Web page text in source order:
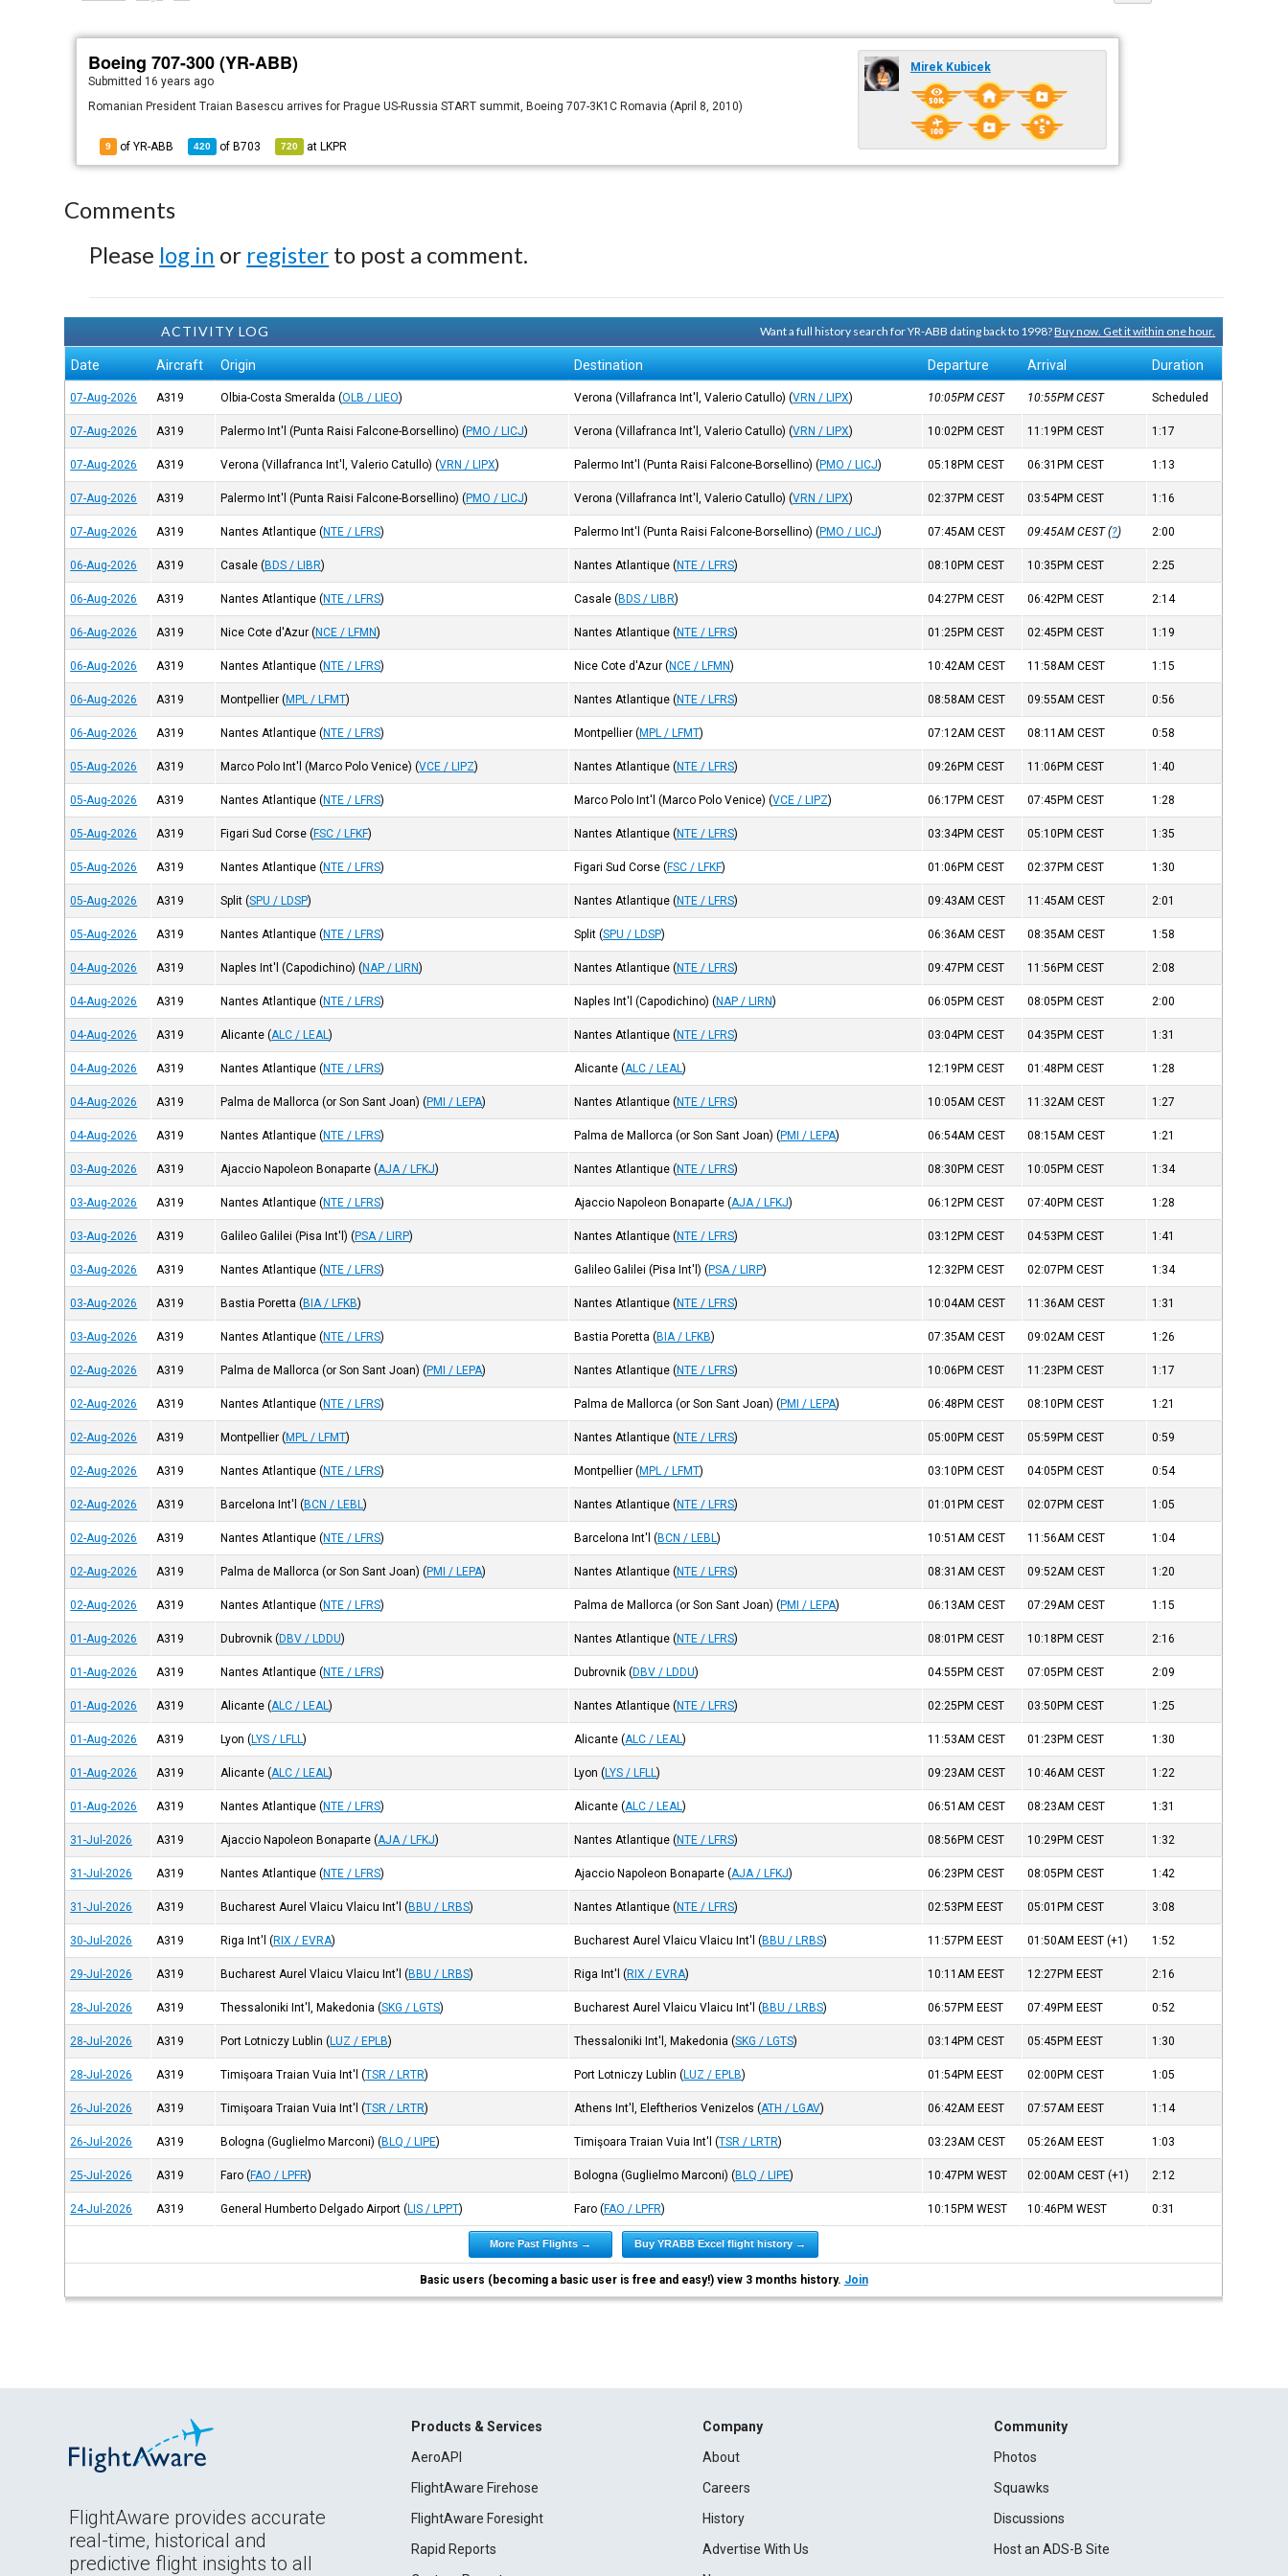
Boeing 707-300 (YR-ABB)
Submitted 16 years ago
Romanian President Traian Basescu arrives for Prague US-Russia START summit, Boeing 707-3K1C Romavia (April 8, 2010)
9 of YR-ABB 420 of B703 720 at LKPR
Mirek Kubicek
Comments
Please log in or register to post a comment.
ACTIVITY LOG Want a full history search for YR-ABB dating back to 1998?Buy now. Get it within one hour.
Date Aircraft Origin Destination Departure Arrival Duration
07-Aug-2026 A319 Olbia-Costa Smeralda (OLB / LIEO) Verona (Villafranca Int'l, Valerio Catullo) (VRN / LIPX) 10:05PMCEST 10:55PMCEST Scheduled
07-Aug-2026 A319 Palermo Int'l (Punta Raisi Falcone-Borsellino) (PMO / LICJ) Verona (Villafranca Int'l, Valerio Catullo) (VRN / LIPX) 10:02PMCEST 11:19PMCEST 1:17
07-Aug-2026 A319 Verona (Villafranca Int'l, Valerio Catullo) (VRN / LIPX) Palermo Int'l (Punta Raisi Falcone-Borsellino) (PMO / LICJ) 05:18PMCEST 06:31PMCEST 1:13
07-Aug-2026 A319 Palermo Int'l (Punta Raisi Falcone-Borsellino) (PMO / LICJ) Verona (Villafranca Int'l, Valerio Catullo) (VRN / LIPX) 02:37PMCEST 03:54PMCEST 1:16
07-Aug-2026 A319 Nantes Atlantique (NTE / LFRS) Palermo Int'l (Punta Raisi Falcone-Borsellino) (PMO / LICJ) 07:45AMCEST 09:45AMCEST(?) 2:00
06-Aug-2026 A319 Casale (BDS / LIBR) Nantes Atlantique (NTE / LFRS) 08:10PMCEST 10:35PMCEST 2:25
06-Aug-2026 A319 Nantes Atlantique (NTE / LFRS) Casale (BDS / LIBR) 04:27PMCEST 06:42PMCEST 2:14
06-Aug-2026 A319 Nice Cote d'Azur (NCE / LFMN) Nantes Atlantique (NTE / LFRS) 01:25PMCEST 02:45PMCEST 1:19
06-Aug-2026 A319 Nantes Atlantique (NTE / LFRS) Nice Cote d'Azur (NCE / LFMN) 10:42AMCEST 11:58AMCEST 1:15
06-Aug-2026 A319 Montpellier (MPL / LFMT) Nantes Atlantique (NTE / LFRS) 08:58AMCEST 09:55AMCEST 0:56
06-Aug-2026 A319 Nantes Atlantique (NTE / LFRS) Montpellier (MPL / LFMT) 07:12AMCEST 08:11AMCEST 0:58
05-Aug-2026 A319 Marco Polo Int'l (Marco Polo Venice) (VCE / LIPZ) Nantes Atlantique (NTE / LFRS) 09:26PMCEST 11:06PMCEST 1:40
05-Aug-2026 A319 Nantes Atlantique (NTE / LFRS) Marco Polo Int'l (Marco Polo Venice) (VCE / LIPZ) 06:17PMCEST 07:45PMCEST 1:28
05-Aug-2026 A319 Figari Sud Corse (FSC / LFKF) Nantes Atlantique (NTE / LFRS) 03:34PMCEST 05:10PMCEST 1:35
05-Aug-2026 A319 Nantes Atlantique (NTE / LFRS) Figari Sud Corse (FSC / LFKF) 01:06PMCEST 02:37PMCEST 1:30
05-Aug-2026 A319 Split (SPU / LDSP) Nantes Atlantique (NTE / LFRS) 09:43AMCEST 11:45AMCEST 2:01
05-Aug-2026 A319 Nantes Atlantique (NTE / LFRS) Split (SPU / LDSP) 06:36AMCEST 08:35AMCEST 1:58
04-Aug-2026 A319 Naples Int'l (Capodichino) (NAP / LIRN) Nantes Atlantique (NTE / LFRS) 09:47PMCEST 11:56PMCEST 2:08
04-Aug-2026 A319 Nantes Atlantique (NTE / LFRS) Naples Int'l (Capodichino) (NAP / LIRN) 06:05PMCEST 08:05PMCEST 2:00
04-Aug-2026 A319 Alicante (ALC / LEAL) Nantes Atlantique (NTE / LFRS) 03:04PMCEST 04:35PMCEST 1:31
04-Aug-2026 A319 Nantes Atlantique (NTE / LFRS) Alicante (ALC / LEAL) 12:19PMCEST 01:48PMCEST 1:28
04-Aug-2026 A319 Palma de Mallorca (or Son Sant Joan) (PMI / LEPA) Nantes Atlantique (NTE / LFRS) 10:05AMCEST 11:32AMCEST 1:27
04-Aug-2026 A319 Nantes Atlantique (NTE / LFRS) Palma de Mallorca (or Son Sant Joan) (PMI / LEPA) 06:54AMCEST 08:15AMCEST 1:21
03-Aug-2026 A319 Ajaccio Napoleon Bonaparte (AJA / LFKJ) Nantes Atlantique (NTE / LFRS) 08:30PMCEST 10:05PMCEST 1:34
03-Aug-2026 A319 Nantes Atlantique (NTE / LFRS) Ajaccio Napoleon Bonaparte (AJA / LFKJ) 06:12PMCEST 07:40PMCEST 1:28
03-Aug-2026 A319 Galileo Galilei (Pisa Int'l) (PSA / LIRP) Nantes Atlantique (NTE / LFRS) 03:12PMCEST 04:53PMCEST 1:41
03-Aug-2026 A319 Nantes Atlantique (NTE / LFRS) Galileo Galilei (Pisa Int'l) (PSA / LIRP) 12:32PMCEST 02:07PMCEST 1:34
03-Aug-2026 A319 Bastia Poretta (BIA / LFKB) Nantes Atlantique (NTE / LFRS) 10:04AMCEST 11:36AMCEST 1:31
03-Aug-2026 A319 Nantes Atlantique (NTE / LFRS) Bastia Poretta (BIA / LFKB) 07:35AMCEST 09:02AMCEST 1:26
02-Aug-2026 A319 Palma de Mallorca (or Son Sant Joan) (PMI / LEPA) Nantes Atlantique (NTE / LFRS) 10:06PMCEST 11:23PMCEST 1:17
02-Aug-2026 A319 Nantes Atlantique (NTE / LFRS) Palma de Mallorca (or Son Sant Joan) (PMI / LEPA) 06:48PMCEST 08:10PMCEST 1:21
02-Aug-2026 A319 Montpellier (MPL / LFMT) Nantes Atlantique (NTE / LFRS) 05:00PMCEST 05:59PMCEST 0:59
02-Aug-2026 A319 Nantes Atlantique (NTE / LFRS) Montpellier (MPL / LFMT) 03:10PMCEST 04:05PMCEST 0:54
02-Aug-2026 A319 Barcelona Int'l (BCN / LEBL) Nantes Atlantique (NTE / LFRS) 01:01PMCEST 02:07PMCEST 1:05
02-Aug-2026 A319 Nantes Atlantique (NTE / LFRS) Barcelona Int'l (BCN / LEBL) 10:51AMCEST 11:56AMCEST 1:04
02-Aug-2026 A319 Palma de Mallorca (or Son Sant Joan) (PMI / LEPA) Nantes Atlantique (NTE / LFRS) 08:31AMCEST 09:52AMCEST 1:20
02-Aug-2026 A319 Nantes Atlantique (NTE / LFRS) Palma de Mallorca (or Son Sant Joan) (PMI / LEPA) 06:13AMCEST 07:29AMCEST 1:15
01-Aug-2026 A319 Dubrovnik (DBV / LDDU) Nantes Atlantique (NTE / LFRS) 08:01PMCEST 10:18PMCEST 2:16
01-Aug-2026 A319 Nantes Atlantique (NTE / LFRS) Dubrovnik (DBV / LDDU) 04:55PMCEST 07:05PMCEST 2:09
01-Aug-2026 A319 Alicante (ALC / LEAL) Nantes Atlantique (NTE / LFRS) 02:25PMCEST 03:50PMCEST 1:25
01-Aug-2026 A319 Lyon (LYS / LFLL) Alicante (ALC / LEAL) 11:53AMCEST 01:23PMCEST 1:30
01-Aug-2026 A319 Alicante (ALC / LEAL) Lyon (LYS / LFLL) 09:23AMCEST 10:46AMCEST 1:22
01-Aug-2026 A319 Nantes Atlantique (NTE / LFRS) Alicante (ALC / LEAL) 06:51AMCEST 08:23AMCEST 1:31
31-Jul-2026 A319 Ajaccio Napoleon Bonaparte (AJA / LFKJ) Nantes Atlantique (NTE / LFRS) 08:56PMCEST 10:29PMCEST 1:32
31-Jul-2026 A319 Nantes Atlantique (NTE / LFRS) Ajaccio Napoleon Bonaparte (AJA / LFKJ) 06:23PMCEST 08:05PMCEST 1:42
31-Jul-2026 A319 Bucharest Aurel Vlaicu Vlaicu Int'l (BBU / LRBS) Nantes Atlantique (NTE / LFRS) 02:53PM EEST 05:01PMCEST 3:08
30-Jul-2026 A319 Riga Int'l (RIX / EVRA) Bucharest Aurel Vlaicu Vlaicu Int'l (BBU / LRBS) 11:57PM EEST 01:50AM EEST (+1) 1:52
29-Jul-2026 A319 Bucharest Aurel Vlaicu Vlaicu Int'l (BBU / LRBS) Riga Int'l (RIX / EVRA) 10:11AM EEST 12:27PM EEST 2:16
28-Jul-2026 A319 Thessaloniki Int'l, Makedonia (SKG / LGTS) Bucharest Aurel Vlaicu Vlaicu Int'l (BBU / LRBS) 06:57PM EEST 07:49PM EEST 0:52
28-Jul-2026 A319 Port Lotniczy Lublin (LUZ / EPLB) Thessaloniki Int'l, Makedonia (SKG / LGTS) 03:14PMCEST 05:45PM EEST 1:30
28-Jul-2026 A319 Timişoara Traian Vuia Int'l (TSR / LRTR) Port Lotniczy Lublin (LUZ / EPLB) 01:54PM EEST 02:00PMCEST 1:05
26-Jul-2026 A319 Timişoara Traian Vuia Int'l (TSR / LRTR) Athens Int'l, Eleftherios Venizelos (ATH / LGAV) 06:42AM EEST 07:57AM EEST 1:14
26-Jul-2026 A319 Bologna (Guglielmo Marconi) (BLQ / LIPE) Timişoara Traian Vuia Int'l (TSR / LRTR) 03:23AMCEST 05:26AM EEST 1:03
25-Jul-2026 A319 Faro (FAO / LPFR) Bologna (Guglielmo Marconi) (BLQ / LIPE) 10:47PMWEST 02:00AMCEST (+1) 2:12
24-Jul-2026 A319 General Humberto Delgado Airport (LIS / LPPT) Faro (FAO / LPFR) 10:15PMWEST 10:46PMWEST 0:31
More Past Flights → Buy YRABB Excel flight history →
Basic users (becoming a basic user is free and easy!) view 3 months history. Join
FlightAware provides accurate
real-time, historical and
predictive flight insights to all
Products & Services
AeroAPI
FlightAware Firehose
FlightAware Foresight
Rapid Reports
Company
About
Careers
History
Advertise With Us
Community
Photos
Squawks
Discussions
Host an ADS-B Site